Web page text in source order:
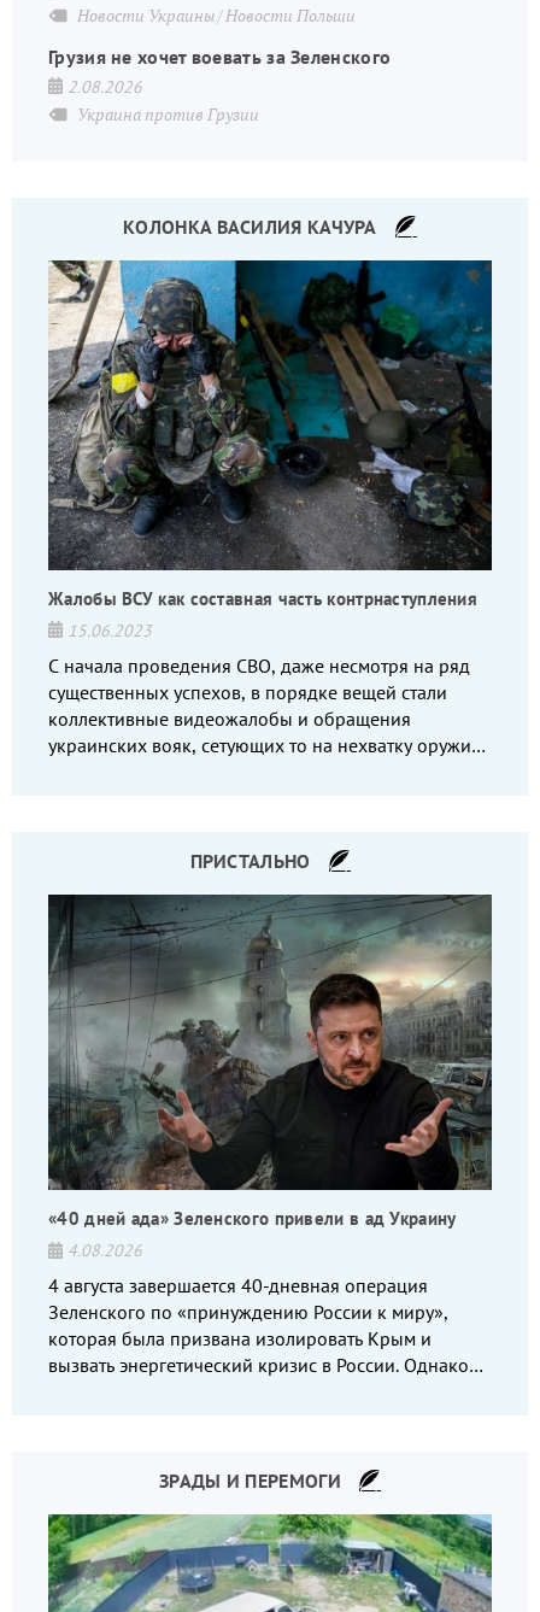
Новости Украины Новости Польши
Грузия не хочет воевать за Зеленского
2.08.2026
Украина против Грузии
КОЛОНКА ВАСИЛИЯ КАЧУРА
Жалобы ВСУ как составная часть контрнаступления
15.06.2023
С начала проведения СВО, даже несмотря на ряд
существенных успехов, в порядке вещей стали
коллективные видеожалобы и обращения
украинских вояк, сетующих то на нехватку оружия,
ПРИСТАЛЬНО
«40 дней ада» Зеленского привели в ад Украину
4.08.2026
4 августа завершается 40-дневная операция
Зеленского по «принуждению России к миру»,
которая была призвана изолировать Крым и
вызвать энергетический кризис в России. Однако
ЗРАДЫ И ПЕРЕМОГИ